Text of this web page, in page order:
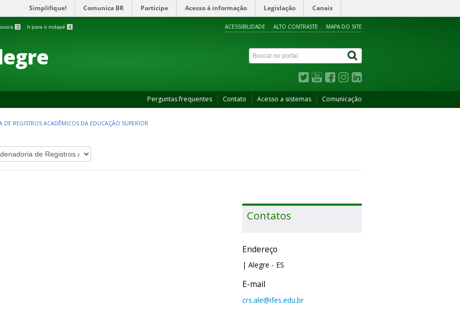
Simplifique! Comunica BR Participe Acesso à informação Legislação Canais
3 Ir para o rodapé 4 ACESSIBILIDADE ALTO CONTRASTE MAPA DO SITE
Perguntas frequentes Contato Acesso a sistemas Comunicação
DE REGISTROS ACADÊMICOS DA EDUCAÇÃO SUPERIOR
Contatos
Endereço
| Alegre - ES
E-mail
crs.ale@ifes.edu.br